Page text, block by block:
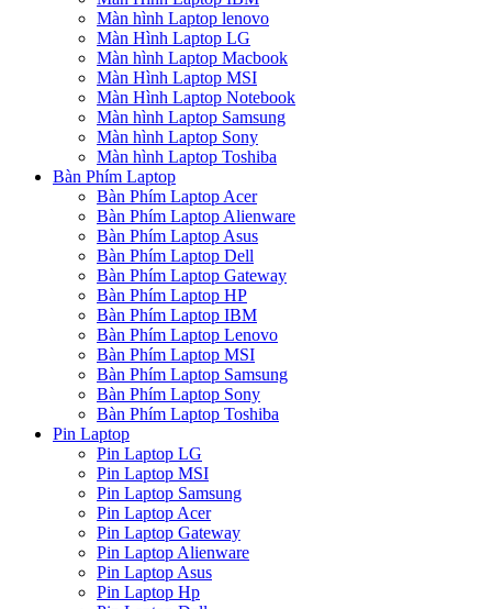
Màn hình Laptop lenovo
Màn Hình Laptop LG
Màn hình Laptop Macbook
Màn Hình Laptop MSI
Màn Hình Laptop Notebook
Màn hình Laptop Samsung
Màn hình Laptop Sony
Màn hình Laptop Toshiba
Bàn Phím Laptop
Bàn Phím Laptop Acer
Bàn Phím Laptop Alienware
Bàn Phím Laptop Asus
Bàn Phím Laptop Dell
Bàn Phím Laptop Gateway
Bàn Phím Laptop HP
Bàn Phím Laptop IBM
Bàn Phím Laptop Lenovo
Bàn Phím Laptop MSI
Bàn Phím Laptop Samsung
Bàn Phím Laptop Sony
Bàn Phím Laptop Toshiba
Pin Laptop
Pin Laptop LG
Pin Laptop MSI
Pin Laptop Samsung
Pin Laptop Acer
Pin Laptop Gateway
Pin Laptop Alienware
Pin Laptop Asus
Pin Laptop Hp